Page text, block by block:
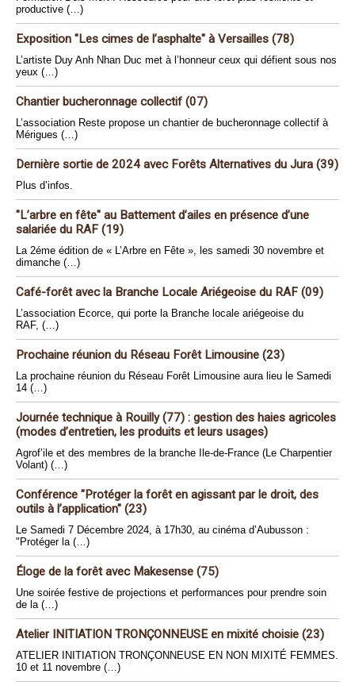
productive (…)
Exposition "Les cimes de l’asphalte" à Versailles (78)
L’artiste Duy Anh Nhan Duc met à l’honneur ceux qui défient sous nos
yeux (…)
Chantier bucheronnage collectif (07)
L’association Reste propose un chantier de bucheronnage collectif à
Mérigues (…)
Dernière sortie de 2024 avec Forêts Alternatives du Jura (39)
Plus d’infos.
"L’arbre en fête" au Battement d’ailes en présence d’une
salariée du RAF (19)
La 2éme édition de « L’Arbre en Fête », les samedi 30 novembre et
dimanche (…)
Café-forêt avec la Branche Locale Ariégeoise du RAF (09)
L’association Ecorce, qui porte la Branche locale ariégeoise du
RAF, (…)
Prochaine réunion du Réseau Forêt Limousine (23)
La prochaine réunion du Réseau Forêt Limousine aura lieu le Samedi
14 (…)
Journée technique à Rouilly (77) : gestion des haies agricoles
(modes d’entretien, les produits et leurs usages)
Agrof’ile et des membres de la branche Ile-de-France (Le Charpentier
Volant) (…)
Conférence "Protéger la forêt en agissant par le droit, des
outils à l’application" (23)
Le Samedi 7 Décembre 2024, à 17h30, au cinéma d’Aubusson :
"Protéger la (…)
Éloge de la forêt avec Makesense (75)
Une soirée festive de projections et performances pour prendre soin
de la (…)
Atelier INITIATION TRONÇONNEUSE en mixité choisie (23)
ATELIER INITIATION TRONÇONNEUSE EN NON MIXITÉ FEMMES.
10 et 11 novembre (…)